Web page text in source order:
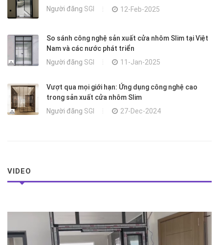
Người đăng SGI 12-Feb-2025
So sánh công nghệ sản xuất cửa nhôm Slim tại Việt
Nam và các nước phát triển
Người đăng SGI 11-Jan-2025
Vượt qua mọi giới hạn: Ứng dụng công nghệ cao
trong sản xuất cửa nhôm Slim
Người đăng SGI 27-Dec-2024
VIDEO